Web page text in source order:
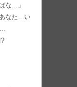
な…」
なた…い